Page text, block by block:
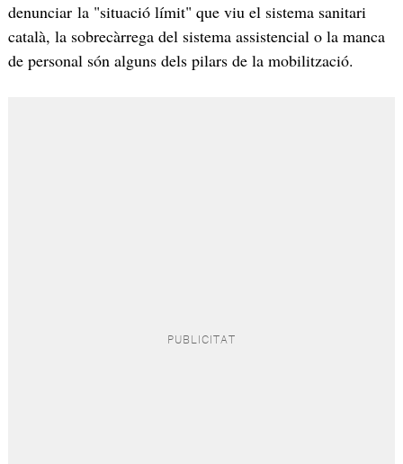
denunciar la "situació límit" que viu el sistema sanitari
català, la sobrecàrrega del sistema assistencial o la manca
de personal són alguns dels pilars de la mobilització.